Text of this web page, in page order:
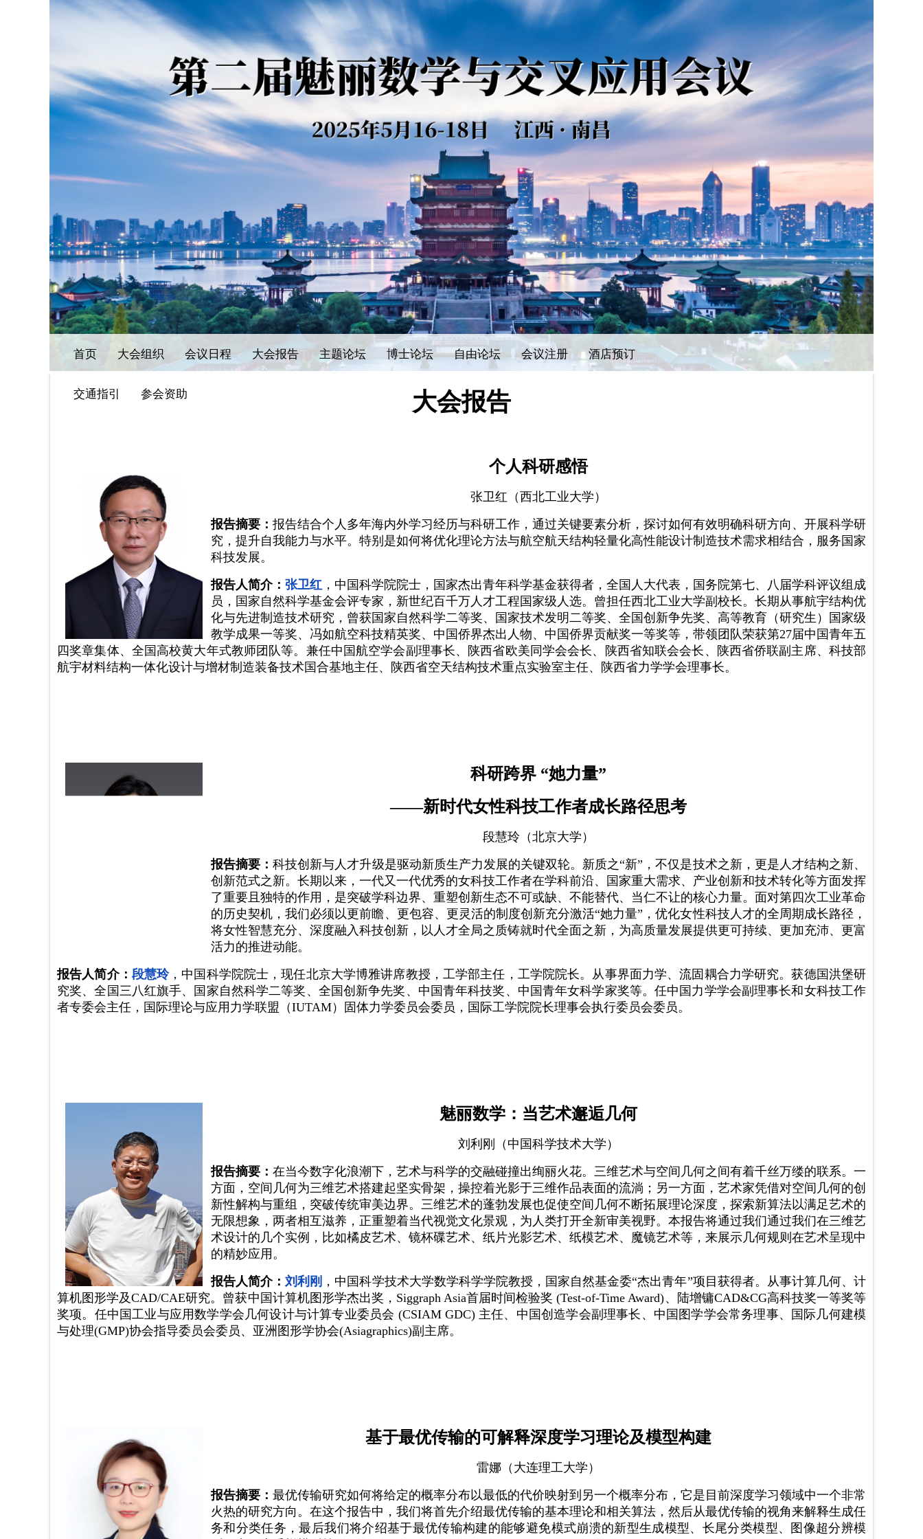
首页 大会组织 会议日程 大会报告 主题论坛 博士论坛 自由论坛 会议注册 酒店预订
交通指引 参会资助 大会报告
个人科研感悟
张卫红 （西北工业大学 ）
报告摘要： 报告结合个人多年海内外学习经历与科研工作，通过关键要素分析，探讨如何有效明确科研方向、开展科学研
究，提升自我能力与水平。特别是如何将优化理论方法与航空航天结构轻量化高性能设计制造技术需求相结合，服务国家
科技发展。
报告人简介： 张卫红 ，中国科学院院士，国家杰出青年科学基金获得者，全国人大代表，国务院第七、八届学科评议组成
员，国家自然科学基金会评专家，新世纪百千万人才工程国家级人选。曾担任西北工业大学副校长。长期从事航宇结构优
化与先进制造技术研究，曾获国家自然科学二等奖、国家技术发明二等奖、全国创新争先奖、高等教育（研究生）国家级
教学成果一等奖、冯如航空科技精英奖、中国侨界杰出人物、中国侨界贡献奖一等奖等，带领团队荣获第27届中国青年五
四奖章集体、全国高校黄大年式教师团队等。兼任中国航空学会副理事长、陕西省欧美同学会会长、陕西省知联会会长、陕西省侨联副主席、科技部
航宇材料结构一体化设计与增材制造装备技术国合基地主任、陕西省空天结构技术重点实验室主任、陕西省力学学会理事长。
科研跨界 “她力量”
——新时代女性科技工作者成长路径思考
段慧玲 （北京大学 ）
报告摘要：科技创新与人才升级是驱动新质生产力发展的关键双轮。新质之“新”，不仅是技术之新，更是人才结构之新、
创新范式之新。长期以来，一代又一代优秀的女科技工作者在学科前沿、国家重大需求、产业创新和技术转化等方面发挥
了重要且独特的作用，是突破学科边界、重塑创新生态不可或缺、不能替代、当仁不让的核心力量。面对第四次工业革命
的历史契机，我们必须以更前瞻、更包容、更灵活的制度创新充分激活“她力量”，优化女性科技人才的全周期成长路径，
将女性智慧充分、深度融入科技创新，以人才全局之质铸就时代全面之新，为高质量发展提供更可持续、更加充沛、更富
活力的推进动能。
报告人简介： 段慧玲， 中国科学院院士，现任北京大学博雅讲席教授，工学部主任，工学院院长。 从事界面力学、流固耦合力学研究。获德国洪堡研
究奖、全国三八红旗手、国家自然科学二等奖、全国创新争先奖、中国青年科技奖、中国青年女科学家奖等。任中国力学学会副理事长和女科技工作
者专委会主任，国际理论与应用力学联盟（IUTAM）固体力学委员会委员，国际工学院院长理事会执行委员会委员。
魅丽数学：当艺术邂逅几何
刘利刚（中国科学技术大学）
报告摘要： 在当今数字化浪潮下，艺术与科学的交融碰撞出绚丽火花。三维艺术与空间几何之间有着千丝万缕的联系。一
方面，空间几何为三维艺术搭建起坚实骨架，操控着光影于三维作品表面的流淌；另一方面，艺术家凭借对空间几何的创
新性解构与重组，突破传统审美边界。三维艺术的蓬勃发展也促使空间几何不断拓展理论深度，探索新算法以满足艺术的
无限想象，两者相互滋养，正重塑着当代视觉文化景观，为人类打开全新审美视野。本报告将通过我们通过我们在三维艺
术设计的几个实例，比如橘皮艺术、镜杯碟艺术、纸片光影艺术、纸模艺术、魔镜艺术等，来展示几何规则在艺术呈现中
的精妙应用。
报告人简介：刘利刚 ， 中国科学技术大学数学科学学院教授，国家自然基金委“杰出青年”项目获得者。从事计算几何、计
算机图形学及CAD/CAE研究。曾获中国计算机图形学杰出奖，Siggraph Asia首届时间检验奖 (Test-of-Time Award)、陆增镛CAD&CG高科技奖一等奖等
奖项。任中国工业与应用数学学会几何设计与计算专业委员会 (CSIAM GDC) 主任、中国创造学会副理事长、中国图学学会常务理事、国际几何建模
与处理(GMP)协会指导委员会委员、亚洲图形学协会(Asiagraphics)副主席。
基于最优传输的可解释深度学习理论及模型构建
雷娜 （大连理工大学）
报告摘要： 最优传输研究如何将给定的概率分布以最低的代价映射到另一个概率分布，它是目前深度学习领域中一个非常
火热的研究方向。在这个报告中，我们将首先介绍最优传输的基本理论和相关算法，然后从最优传输的视角来解释生成任
务和分类任务，最后我们将介绍基于最优传输构建的能够避免模式崩溃的新型生成模型、长尾分类模型、图像超分辨模